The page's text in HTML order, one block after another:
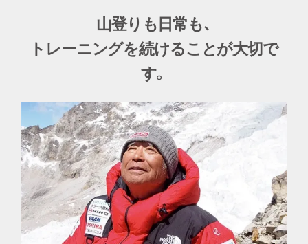
山登りも日常も、
トレーニングを続けることが大切で
す。
5営業日以内での発送
※ ご本人様のみのお申込みとなります。
※ お届け先がご注文者の氏名・住所と異なる場合お申し
※ ご注文後、株式会社ジャックスよりクレジット確認の
お電話が、ご本人様あてに入る場合がございます。
※ 株式会社ジャックスの審査の結果、ご希望に添いかね
る場合もあります。
※ 18歳未満のお客様はご利用いただけません。
※ 分割回数を60回にした場合の例です。分割回数はお客
様にてご選択いただけます。
※ 下取りサービス、キャンペーンを利用した場合は、支払
総額が表示の総額を下回る可能性がございます。
5営業日以内での発送
※ ご本人様のみのお申込みとなります。
※ お届け先がご注文者の氏名・住所と異なる場合お申し
※ ご注文後、株式会社ジャックスよりクレジット確認の
お電話が、ご本人様あてに入る場合がございます。
※ 株式会社ジャックスの審査の結果、ご希望に添いかね
る場合もあります。
※ 18歳未満のお客様はご利用いただけません。
※ 分割回数を60回にした場合の例です。分割回数はお客
様にてご選択いただけます。
※ 下取りサービス、キャンペーンを利用した場合は、支払
総額が表示の総額を下回る可能性がございます。
Foot Fit Lite 4,000円
Foot Fit Plus 5,000円
Foot Fit 3 ※4,000円
Foot Fit 3 BLACK
EDITION
※4,000円
・ジェル定期をお申込み中にEMS製品を下取りに出しても、
ジェル定期は自動解約されません。解約はマイページから
手続きをしてください。
※Foot Fit 3 HEAT （BLACK EDITION含む）のご購入時のみ